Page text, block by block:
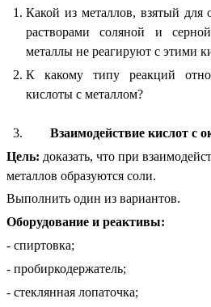
Какой из металлов, взятый для
растворами соляной и
металлы не реагируют с этими
К какому типу реакций
кислоты с металлом?
Взаимодействие кислот с
Цель: доказать, что при
металлов образуются соли.
Выполнить один из вариантов.
Оборудование и реактивы:
- спиртовка;
- пробиркодержатель;
- стеклянная лопаточка;